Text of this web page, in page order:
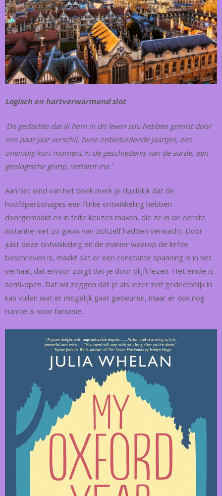
Logisch en hartverwarmend slot
‘De gedachte dat ik hem in dit leven zou hebben gemist door
een paar jaar verschil, twee onbeduidende jaartjes, een
oneindig kort moment in de geschiedenis van de aarde, een
geologische glimp, verlamt me.’
Aan het eind van het boek merk je duidelijk dat de
hoofdpersonages een flinke ontwikkeling hebben
doorgemaakt en in feite keuzes maken, die ze in de eerste
instantie niet zo gauw van zichzelf hadden verwacht. Door
juist deze ontwikkeling en de manier waarop de liefde
beschreven is, maakt dat er een constante spanning is in het
verhaal, dat ervoor zorgt dat je door blijft lezen. Het einde is
semi-open. Dat wil zeggen dat je als lezer zelf gedeeltelijk in
kan vullen wat er mogelijk gaat gebeuren, maar er ook nog
ruimte is voor fantasie.